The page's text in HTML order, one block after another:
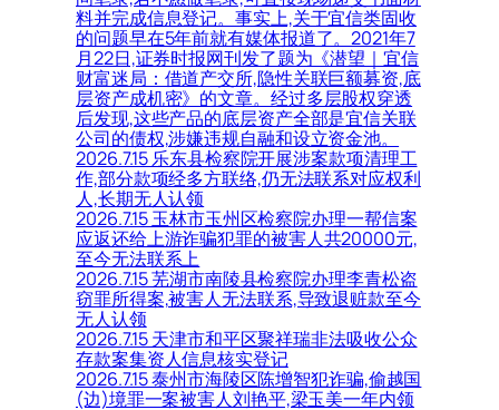
料并完成信息登记。事实上,关于宜信类固收
的问题早在5年前就有媒体报道了。2021年7
月22日,证券时报网刊发了题为《潜望｜宜信
财富迷局：借道产交所,隐性关联巨额募资,底
层资产成机密》的文章。经过多层股权穿透
后发现,这些产品的底层资产全部是宜信关联
公司的债权,涉嫌违规自融和设立资金池。
2026.7.15 乐东县检察院开展涉案款项清理工
作,部分款项经多方联络,仍无法联系对应权利
人,长期无人认领
2026.7.15 玉林市玉州区检察院办理一帮信案
应返还给上游诈骗犯罪的被害人共20000元,
至今无法联系上
2026.7.15 芜湖市南陵县检察院办理李青松盗
窃罪所得案,被害人无法联系,导致退赃款至今
无人认领
2026.7.15 天津市和平区聚祥瑞非法吸收公众
存款案集资人信息核实登记
2026.7.15 泰州市海陵区陈增智犯诈骗,偷越国
(边)境罪一案被害人刘艳平,梁玉美一年内领